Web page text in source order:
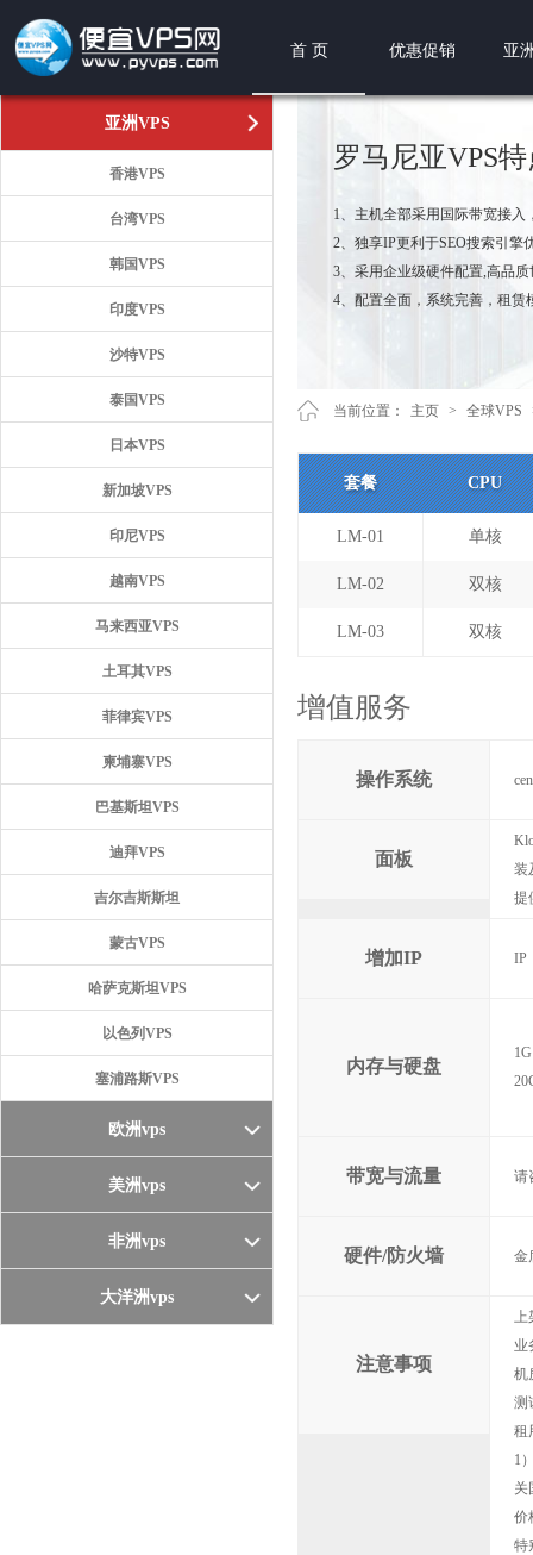
首 页 优惠促销 亚
亚洲VPS
香港VPS
台湾VPS
韩国VPS
印度VPS
沙特VPS
泰国VPS
日本VPS
新加坡VPS
印尼VPS
越南VPS
马来西亚VPS
土耳其VPS
菲律宾VPS
柬埔寨VPS
巴基斯坦VPS
迪拜VPS
吉尔吉斯斯坦
蒙古VPS
哈萨克斯坦VPS
以色列VPS
塞浦路斯VPS
欧洲vps
美洲vps
非洲vps
大洋洲vps
罗马尼亚VPS
1、主机全部采用国际带宽接
2、独享IP更利于SEO搜索引擎
3、采用企业级硬件配置,高品
4、配置全面，系统完善，租
当前位置： 主页 > 全球VPS
套餐 CPU
LM-01 单核
LM-02 双核
LM-03 双核
增值服务
操作系统
面板
装
提
增加IP IP
内存与硬盘
带宽与流量 请
硬件/防火墙 金
注意事项
上
业
机
测
租
1
关
价
特